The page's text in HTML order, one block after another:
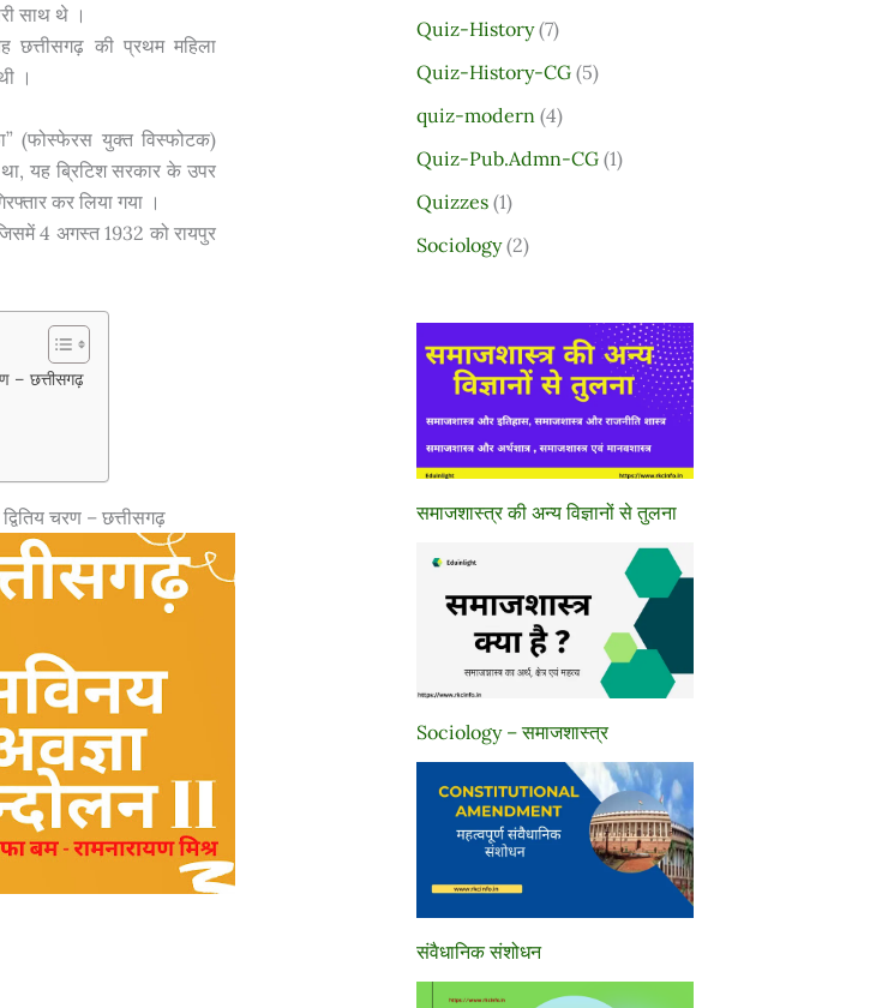
साथ थे ।
छत्तीसगढ़ की प्रथम महिला
।
(फोस्फेरस युक्त विस्फोटक)
था, यह ब्रिटिश सरकार के उपर
कर लिया गया ।
4 अगस्त 1932 को रायपुर
– छत्तीसगढ़
चरण – छत्तीसगढ़
Quiz-History(7)
Quiz-History-CG(5)
quiz-modern (4)
Quiz-Pub.Admn-CG(1)
Quizzes(1)
Sociology(2)
समाजशास्त्र की अन्य विज्ञानों से तुलना
Sociology – समाजशास्त्र
संवैधानिक संशोधन